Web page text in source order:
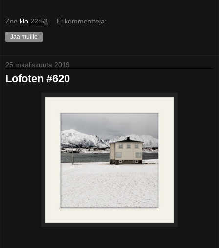
Zoe klo 22:53 Ei kommentteja:
Jaa muille
25 maaliskuuta 2019
Lofoten #620